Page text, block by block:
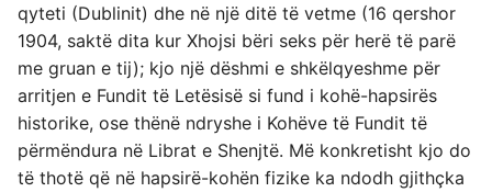
qyteti (Dublinit) dhe në një ditë të vetme (16 qershor
1904, saktë dita kur Xhojsi bëri seks për herë të parë
me gruan e tij); kjo një dëshmi e shkëlqyeshme për
arritjen e Fundit të Letësisë si fund i kohë-hapsirës
historike, ose thënë ndryshe i Kohëve të Fundit të
përmëndura në Librat e Shenjtë. Më konkretisht kjo do
të thotë që në hapsirë-kohën fizike ka ndodh gjithçka